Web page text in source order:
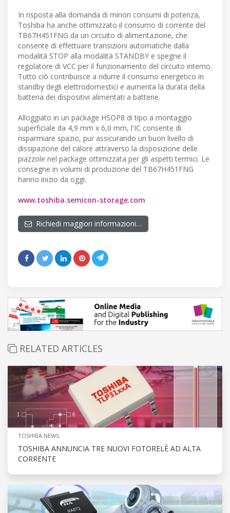
In risposta alla domanda di minori consumi di potenza,
Toshiba ha anche ottimizzato il consumo di corrente del
TB67H451FNG da un circuito di alimentazione, che
consente di effettuare transizioni automatiche dalla
modalità STOP alla modalità STANDBY e spegne il
regolatore di VCC per il funzionamento del circuito interno.
Tutto ciò contribuisce a ridurre il consumo energetico in
standby degli elettrodomestici e aumenta la durata della
batteria dei dispositivi alimentati a batterie.
Alloggiato in un package HSOP8 di tipo a montaggio
superficiale da 4,9 mm x 6,0 mm, l'IC consente di
risparmiare spazio, pur assicurando un buon livello di
dissipazione del calore attraverso la disposizione delle
piazzole nel package ottimizzata per gli aspetti termici. Le
consegne in volumi di produzione del TB67H451FNG
hanno inizio da oggi.
www.toshiba.semicon-storage.com
Richiedi maggiori informazioni…
RELATED ARTICLES
TOSHIBA NEWS
TOSHIBA ANNUNCIA TRE NUOVI FOTORELÈ AD ALTA
CORRENTE